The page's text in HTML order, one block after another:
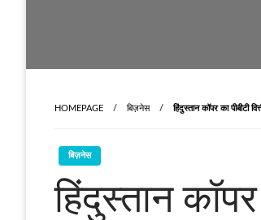
HOMEPAGE बिज़नेस हिंदुस्तान कॉपर का पीबीटी
बिज़नेस
हिंदुस्तान